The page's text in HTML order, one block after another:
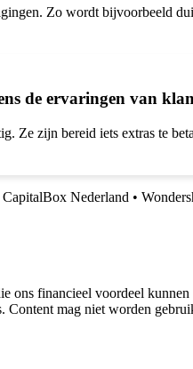
Zo wordt bijvoorbeeld
de ervaringen van
zijn bereid iets extras te
CapitalBox Nederland •
ons financieel voordeel kunnen
mag niet worden